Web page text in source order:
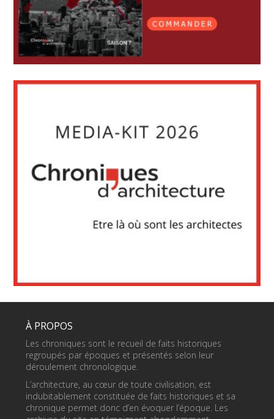
À PROPOS
Les chroniques sont le recueil de faits historiques
regroupés par époques et présentés selon leur
déroulement chronologique.
L’architecture, au cœur de toute civilisation, est
indubitablement constituée de faits historiques et sa
chronique permet donc d’en évoquer l’époque. Les